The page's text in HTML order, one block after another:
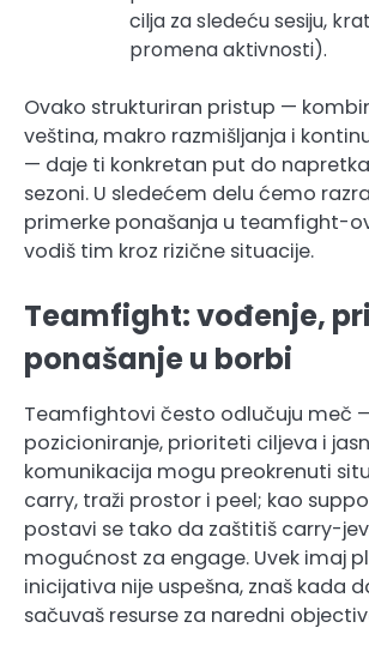
cilja za sledeću sesiju,
promena aktivnosti).
Ovako strukturiran pristup —
veština, makro razmišljanja i
— daje ti konkretan put do
sezoni. U sledećem delu ćemo
primerke ponašanja u teamfight-
vodiš tim kroz rizične situacije.
Teamfight: vođenje,
ponašanje u borbi
Teamfightovi često odlučuju meč
pozicioniranje, prioriteti ciljeva i
komunikacija mogu preokrenuti
carry, traži prostor i peel; kao
postavi se tako da zaštitiš carry-
mogućnost za engage. Uvek imaj
inicijativa nije uspešna, znaš kada
sačuvaš resurse za naredni